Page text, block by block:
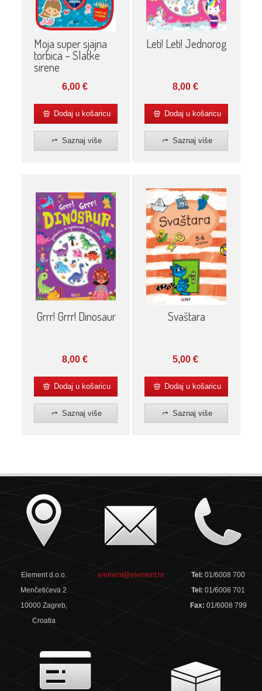
Moja super sjajna
torbica – Slatke
sirene
6,00 €
Dodaj u košaricu
Saznaj više
Leti! Leti! Jednorog
8,00 €
Dodaj u košaricu
Saznaj više
Grrr! Grrr! Dinosaur
8,00 €
Dodaj u košaricu
Saznaj više
Svaštara
5,00 €
Dodaj u košaricu
Saznaj više
Element d.o.o.
Menčetićeva 2
10000 Zagreb,
Croatia
element@element.hr Tel:01/6008 700
Tel:01/6008 701
Fax: 01/6008 799